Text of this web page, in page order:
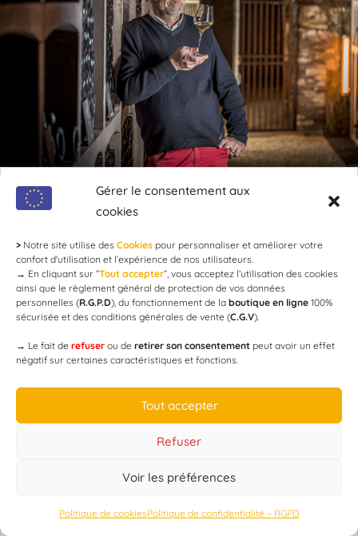
Gérer le consentement aux
cookies
> Notre site utilise des Cookies pour personnaliser et améliorer votre
confort d'utilisation et l’expérience de nos utilisateurs.
→ En cliquant sur ”Tout accepter”, vous acceptez l’utilisation des cookies
ainsi que le règlement général de protection de vos données
personnelles (R.G.P.D), du fonctionnement de la boutique en ligne 100%
sécurisée et des conditions générales de vente (C.G.V).
→ Le fait de refuser ou de retirer son consentement peut avoir un effet
négatif sur certaines caractéristiques et fonctions.
Tout accepter
Refuser
Voir les préférences
Politique de cookiesPolitique de confidentialité – RGPD
Champagne Gosset – Epernay – Marne (France)
HÔTELS, GOLF, SPA